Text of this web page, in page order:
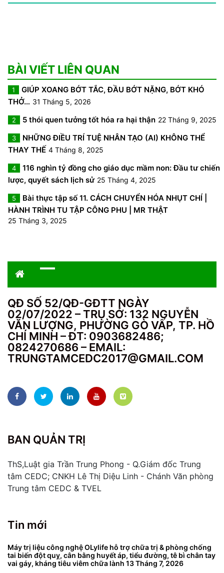
BÀI VIẾT LIÊN QUAN
1
GIÚP XOANG BỚT TẮC, ĐẦU BỚT NẶNG, BỚT KHÓ
THỞ… 31 Tháng 5, 2026
2 5 thói quen tưởng tốt hóa ra hại thận 22 Tháng 9, 2025
3
NHỮNG ĐIỀU TRÍ TUỆ NHÂN TẠO (AI) KHÔNG THỂ
THAY THẾ 4 Tháng 8, 2025
4
116 nghìn tỷ đồng cho giáo dục mầm non: Đầu tư chiến
lược, quyết sách lịch sử 25 Tháng 4, 2025
5
Bài thực tập số 11. CÁCH CHUYỂN HÓA NHỤT CHÍ |
HÀNH TRÌNH TU TẬP CÔNG PHU | MR THẬT
25 Tháng 3, 2025
QĐ SỐ 52/QĐ-GĐTT NGÀY
02/07/2022 – TRỤ SỞ: 132 NGUYỄN
VĂN LƯỢNG, PHƯỜNG GÒ VẤP, TP. HỒ
CHÍ MINH – ĐT: 0903682486;
0824270686 – EMAIL:
TRUNGTAMCEDC2017@GMAIL.COM
BAN QUẢN TRỊ
ThS,Luật gia Trần Trung Phong - Q.Giám đốc Trung
tâm CEDC; CNKH Lê Thị Diệu Linh - Chánh Văn phòng
Trung tâm CEDC & TVEL
Tin mới
Máy trị liệu công nghệ OLylife hỗ trợ chữa trị & phòng chống
tai biến đột quỵ, cân bằng huyết áp, tiểu đường, tê bì chân tay
vai gáy, kháng tiêu viêm chữa lành 13 Tháng 7, 2026